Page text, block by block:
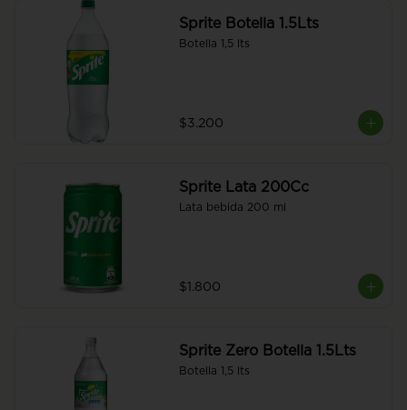
Sprite Botella 1.5Lts
Botella 1,5 lts
$3.200
Sprite Lata 200Cc
Lata bebida 200 ml
$1.800
Sprite Zero Botella 1.5Lts
Botella 1,5 lts